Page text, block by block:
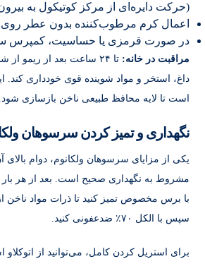
(حرکت دایره‌ای از مرکز کوتیکول به
اعمال کرم مرطوب‌کننده بدون عطر
در صورت قرمزی یا حساسیت، کمپرس سرد
مراقبت در خانه:
تا ۲۴ ساعت بعد از ریمو
داغ، استخر و مواد شوینده قوی خودداری کند.
است تا لایه محافظ طبیعی ناخن بازسازی شود.
نگهداری و تمیز کردن سرسوهان
یکی از مزایای سرسوهان ولکانوم، دوام بالای
مشروط به نگهداری صحیح است. بعد از هر بار
با برس مخصوص تمیز کنید تا ذرات مواد ناخن
سپس با الکل ۷۰٪ ضدعفونی کنید.
برای استریل کردن کامل، می‌توانید از اتوکلاو